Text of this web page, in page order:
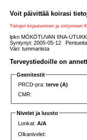
Voit päivittää koirasi
Tietojen kirjautuminen ja siirtyminen
lpkn MÖKÖTUVAN IINA-
Syntynyt: 2005-05-12
Väri: tummariista
Terveystiedoille on
Geenitestit
PRCD-pra:terve (A)
CMR:
Nivelet ja luusto
Lonkat:A/A
Olkanivelet: